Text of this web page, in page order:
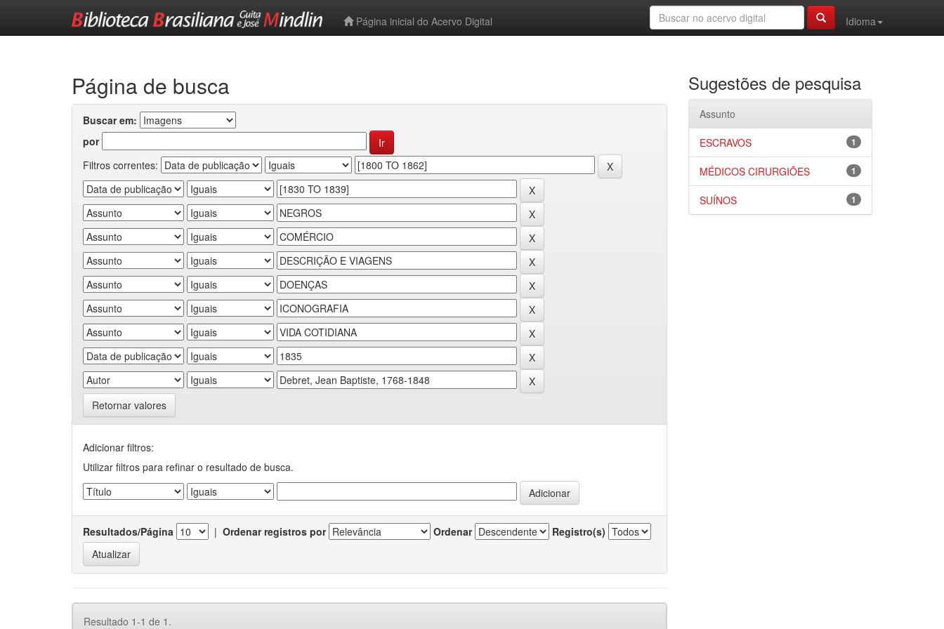
Página inicial do Acervo Digital
Idioma
Página de busca
Buscar em:
por
Filtros correntes:
Retornar valores
Adicionar filtros:
Utilizar filtros para refinar o resultado de busca.
Resultados/Página | Ordenar registros por Ordenar Registro(s)
Resultado 1-1 de 1.
Sugestões de pesquisa
Assunto
1
ESCRAVOS
1
MÉDICOS CIRURGIÕES
1
SUÍNOS